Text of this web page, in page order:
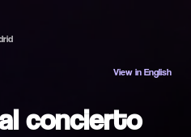
View in English
concierto